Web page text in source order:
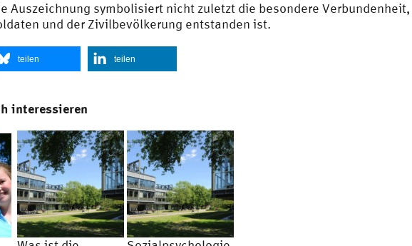
Auszeichnung symbolisiert nicht zuletzt die besondere
und der Zivilbevölkerung entstanden ist.
teilen teilen
interessieren